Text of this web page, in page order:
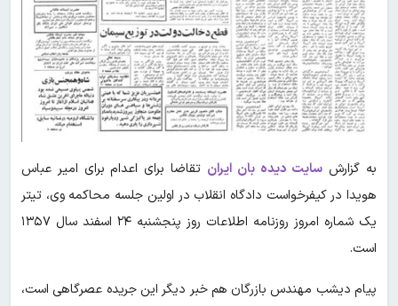
به گزارش سایت دیده بان ایران تقاضا برای اعدام برای امیر عباس
هویدا در کیفرخواست دادگاه انقلاب در اولین جلسه محاکمه وی، تیتر
یک شماره امروز روزنامه اطلاعات روز پنجشنبه ۲۴ اسفند سال ۱۳۵۷
است.
پیام دیشب مهندس بازرگان هم خبر دیگر این جریده عصرگاهی است،